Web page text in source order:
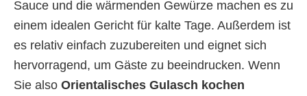
Sauce und die wärmenden Gewürze machen es zu
einem idealen Gericht für kalte Tage. Außerdem ist
es relativ einfach zuzubereiten und eignet sich
hervorragend, um Gäste zu beeindrucken. Wenn
Sie also Orientalisches Gulasch kochen